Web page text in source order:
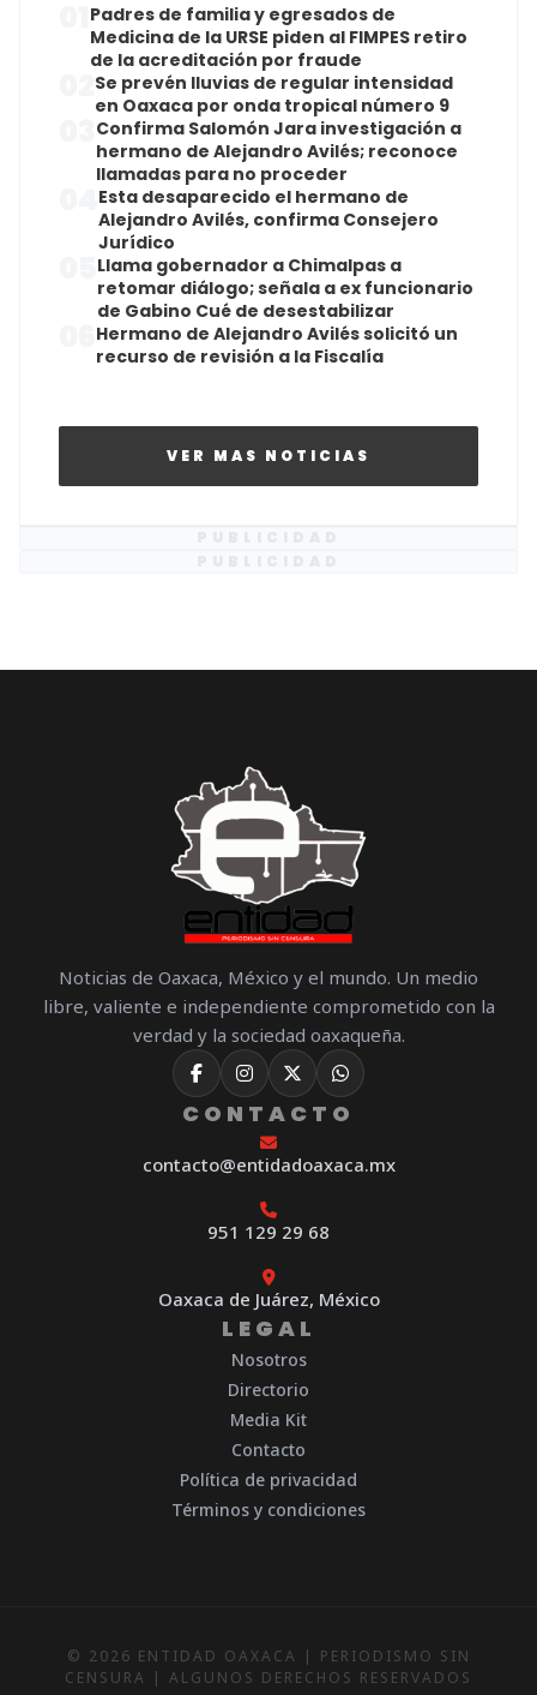
Padres de familia y egresados de
Medicina de la URSE piden al FIMPES retiro
de la acreditación por fraude
Se prevén lluvias de regular intensidad
en Oaxaca por onda tropical número 9
Confirma Salomón Jara investigación a
hermano de Alejandro Avilés; reconoce
llamadas para no proceder
Esta desaparecido el hermano de
Alejandro Avilés, confirma Consejero
Jurídico
Llama gobernador a Chimalpas a
retomar diálogo; señala a ex funcionario
de Gabino Cué de desestabilizar
Hermano de Alejandro Avilés solicitó un
recurso de revisión a la Fiscalía
VER MAS NOTICIAS
Noticias de Oaxaca, México y el mundo. Un medio
libre, valiente e independiente comprometido con la
verdad y la sociedad oaxaqueña.
CONTACTO
contacto@entidadoaxaca.mx
951 129 29 68
Oaxaca de Juárez, México
LEGAL
Nosotros
Directorio
Media Kit
Contacto
Política de privacidad
Términos y condiciones
© 2026 ENTIDAD OAXACA | PERIODISMO SIN
CENSURA | ALGUNOS DERECHOS RESERVADOS